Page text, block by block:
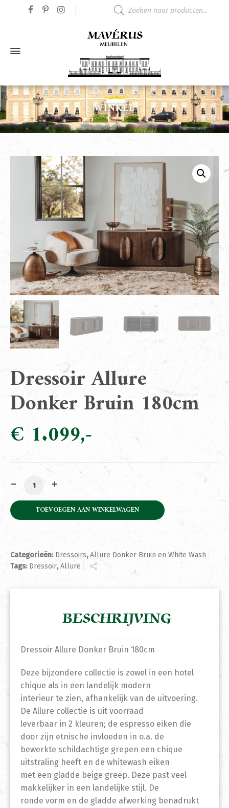
WINKEL
Dressoir Allure
Donker Bruin 180cm
€ 1.099
Dressoir Allure Donker Bruin 180cm aantal
TOEVOEGEN AAN WINKELWAGEN
Categorieën: Dressoirs,Allure Donker Bruin en White Wash
Tags: Dressoir,Allure
BESCHRIJVING
Dressoir Allure Donker Bruin 180cm
Deze bijzondere collectie is zowel in een hotel
chique als in een landelijk modern
interieur te zien, afhankelijk van de uitvoering.
De Allure collectie is uit voorraad
leverbaar in 2 kleuren; de espresso eiken die
door zijn etnische invloeden in o.a. de
bewerkte schildachtige grepen een chique
uitstraling heeft en de whitewash eiken
met een gladde beige greep. Deze past veel
makkelijker in een landelijke stijl. De
ronde vorm en de gladde afwerking benadrukt